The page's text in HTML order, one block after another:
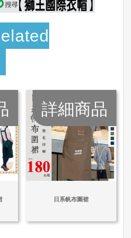
詳細商品
日系帆布圍裙